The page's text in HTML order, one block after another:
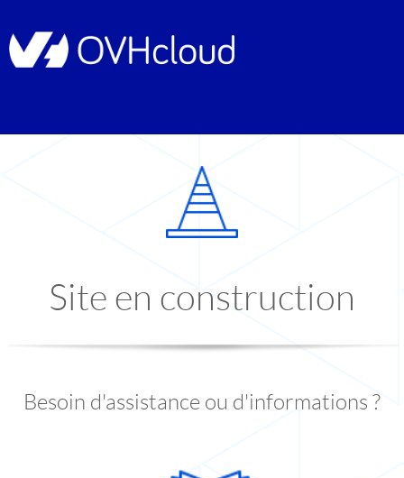
Site en construction
Besoin d'assistance ou d'informations ?